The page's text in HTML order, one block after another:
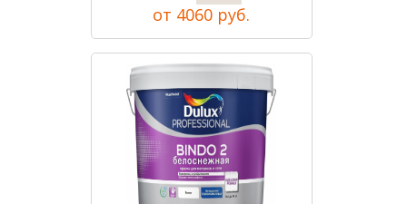
от 4060 руб.